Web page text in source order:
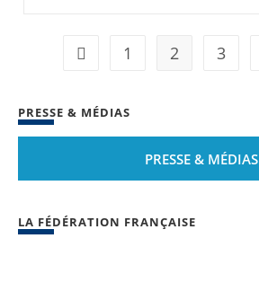
Go to the previous page
1 2 3
PRESSE & MÉDIAS
PRESSE & MÉDIAS
LA FÉDÉRATION FRANÇAISE